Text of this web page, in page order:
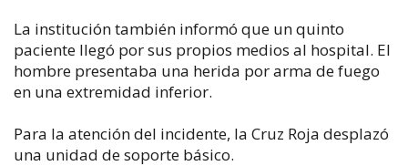
La institución también informó que un quinto
paciente llegó por sus propios medios al hospital. El
hombre presentaba una herida por arma de fuego
en una extremidad inferior.
Para la atención del incidente, la Cruz Roja desplazó
una unidad de soporte básico.